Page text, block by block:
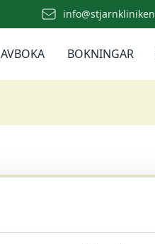
AVBOKA BOKNINGAR